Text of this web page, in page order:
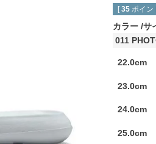
[ 35 ポイン
カラー サ
011
22.0cm
23.0cm
24.0cm
25.0cm